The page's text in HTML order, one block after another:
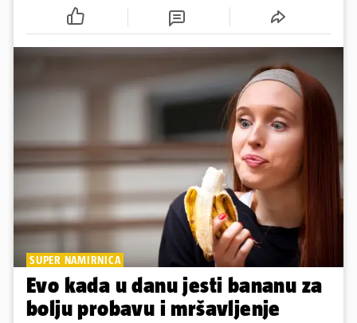
cijepljen protiv virusnih zaraznih bolesti
SUPER NAMIRNICA
Evo kada u danu jesti bananu za
bolju probavu i mršavljenje